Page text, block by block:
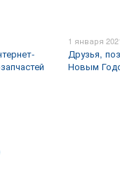
1 января
Друзья,
Новым